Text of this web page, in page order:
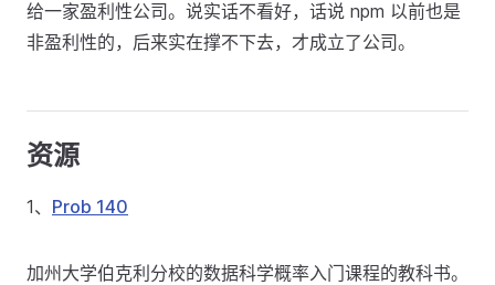
给一家盈利性公司。说实话不看好，话说 npm 以前也是
非盈利性的，后来实在撑不下去，才成立了公司。
资源
1、 Prob 140
加州大学伯克利分校的数据科学概率入门课程的教科书。